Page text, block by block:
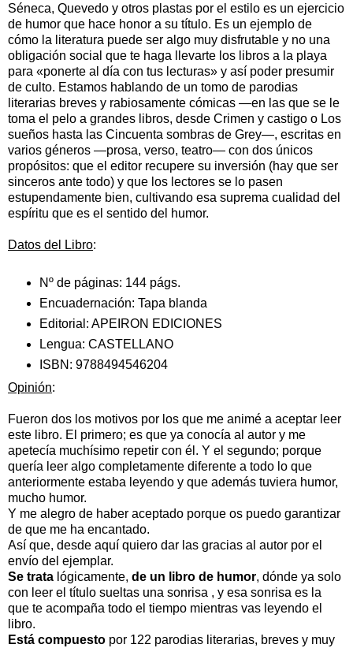
Séneca, Quevedo y otros plastas por el estilo es un ejercicio
de humor que hace honor a su título. Es un ejemplo de
cómo la literatura puede ser algo muy disfrutable y no una
obligación social que te haga llevarte los libros a la playa
para «ponerte al día con tus lecturas» y así poder presumir
de culto. Estamos hablando de un tomo de parodias
literarias breves y rabiosamente cómicas —en las que se le
toma el pelo a grandes libros, desde Crimen y castigo o Los
sueños hasta las Cincuenta sombras de Grey—, escritas en
varios géneros —prosa, verso, teatro— con dos únicos
propósitos: que el editor recupere su inversión (hay que ser
sinceros ante todo) y que los lectores se lo pasen
estupendamente bien, cultivando esa suprema cualidad del
espíritu que es el sentido del humor.
Datos del Libro:
Nº de páginas: 144 págs.
Encuadernación: Tapa blanda
Editorial: APEIRON EDICIONES
Lengua: CASTELLANO
ISBN: 9788494546204
Opinión:
Fueron dos los motivos por los que me animé a aceptar leer
este libro. El primero; es que ya conocía al autor y me
apetecía muchísimo repetir con él. Y el segundo; porque
quería leer algo completamente diferente a todo lo que
anteriormente estaba leyendo y que además tuviera humor,
mucho humor.
Y me alegro de haber aceptado porque os puedo garantizar
de que me ha encantado.
Así que, desde aquí quiero dar las gracias al autor por el
envío del ejemplar.
Se trata lógicamente, de un libro de humor, dónde ya solo
con leer el título sueltas una sonrisa , y esa sonrisa es la
que te acompaña todo el tiempo mientras vas leyendo el
libro.
Está compuesto por 122 parodias literarias, breves y muy